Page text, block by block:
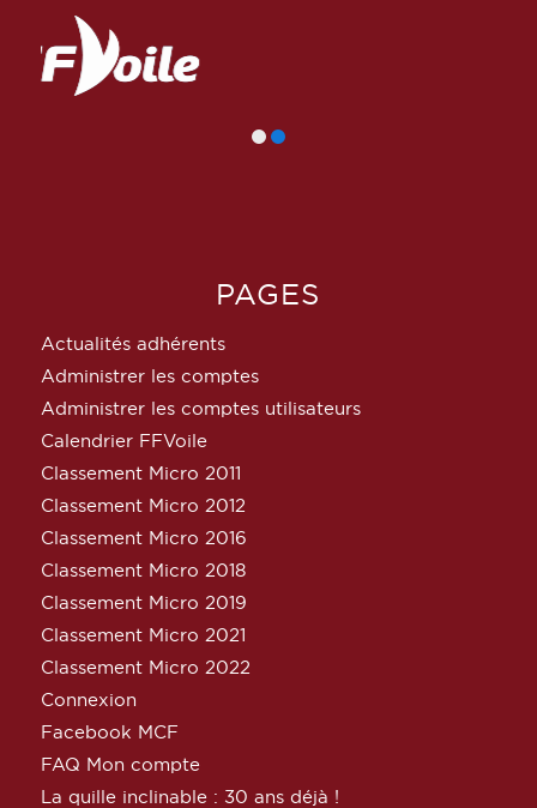
PAGES
Actualités adhérents
Administrer les comptes
Administrer les comptes utilisateurs
Calendrier FFVoile
Classement Micro 2011
Classement Micro 2012
Classement Micro 2016
Classement Micro 2018
Classement Micro 2019
Classement Micro 2021
Classement Micro 2022
Connexion
Facebook MCF
FAQ Mon compte
La quille inclinable : 30 ans déjà !